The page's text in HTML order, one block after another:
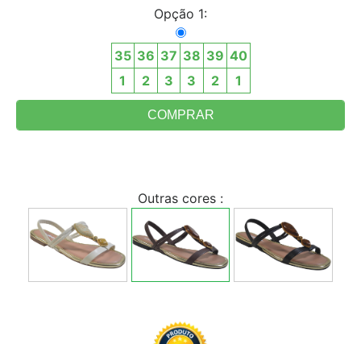
Opção 1:
35 36 37 38 39 40
1
2 3 3 2 1
Outras cores :